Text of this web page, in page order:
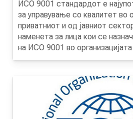
ИСО 9001 стандардот е
за управување со квалитет во
приватниот и од јавниот
наменета за лица кои се
на ИСО 9001 во
одговорни за одржување на
Целта на програматае
целосна имплементација на
стандардот во организацијата.